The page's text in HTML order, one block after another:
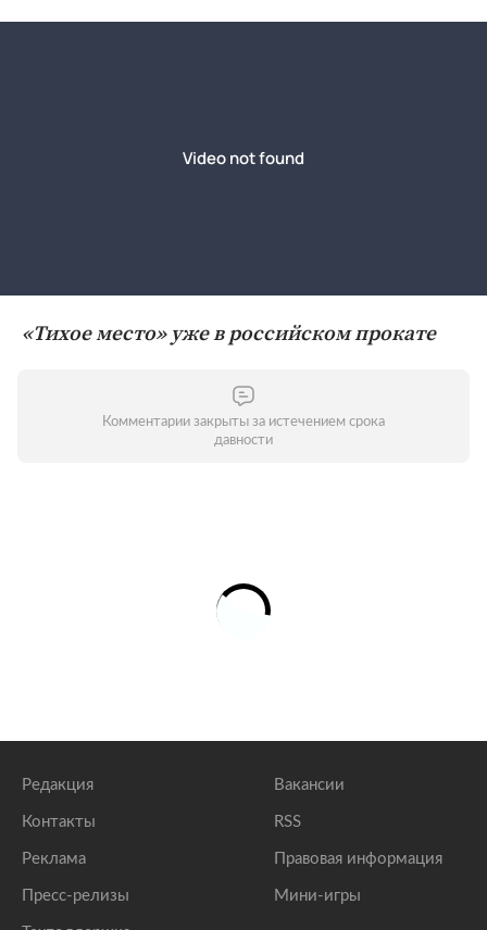
«Тихое место» уже в российском прокате
Комментарии закрыты за истечением срока
давности
Редакция
Контакты
Реклама
Пресс-релизы
Вакансии
RSS
Правовая информация
Мини-игры